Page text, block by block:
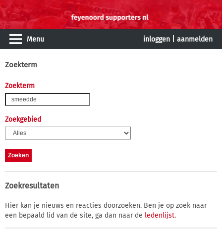
Menu inloggen aanmelden
Zoekterm
Zoekterm
Zoekgebied
Zoekresultaten
Hier kan je nieuws en reacties doorzoeken. Ben je op zoek naar
een bepaald lid van de site, ga dan naar de ledenlijst.